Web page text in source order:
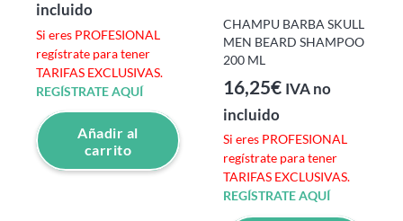
incluido
Si eres PROFESIONAL
regístrate para tener
TARIFAS EXCLUSIVAS.
REGÍSTRATE AQUÍ
Añadir al
carrito
CHAMPU BARBA SKULL
MEN BEARD SHAMPOO
200 ML
16,25€ IVA no
incluido
Si eres PROFESIONAL
regístrate para tener
TARIFAS EXCLUSIVAS.
REGÍSTRATE AQUÍ